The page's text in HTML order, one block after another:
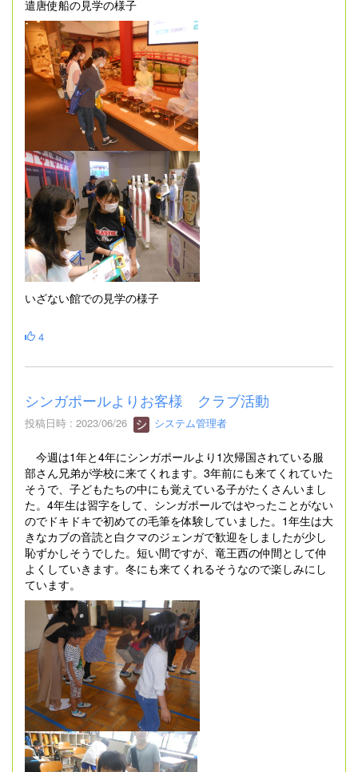
遣唐使船の見学の様子
いざない館での見学の様子
4
シンガポールよりお客様 クラブ活動
投稿日時 : 2023/06/26 システム管理者
今週は1年と4年にシンガポールより1次帰国されている服
部さん兄弟が学校に来てくれます。3年前にも来てくれていた
そうで、子どもたちの中にも覚えている子がたくさんいまし
た。4年生は習字をして、シンガポールではやったことがない
のでドキドキで初めての毛筆を体験していました。1年生は大
きなカブの音読と白クマのジェンガで歓迎をしましたが少し
恥ずかしそうでした。短い間ですが、竜王西の仲間として仲
よくしていきます。冬にも来てくれるそうなので楽しみにし
ています。